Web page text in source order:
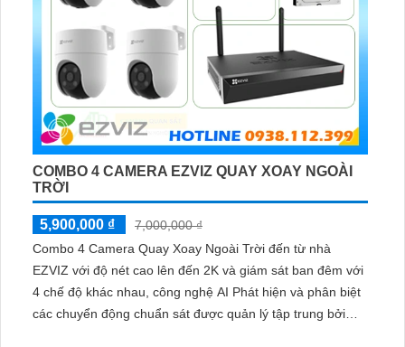
COMBO 4 CAMERA EZVIZ QUAY XOAY NGOÀI
TRỜI
5,900,000 ₫
7,000,000 ₫
Combo 4 Camera Quay Xoay Ngoài Trời đến từ nhà
EZVIZ với độ nét cao lên đến 2K và giám sát ban đêm với
4 chế độ khác nhau, công nghệ AI Phát hiện và phân biệt
các chuyển động chuẩn sát được quản lý tập trung bởi